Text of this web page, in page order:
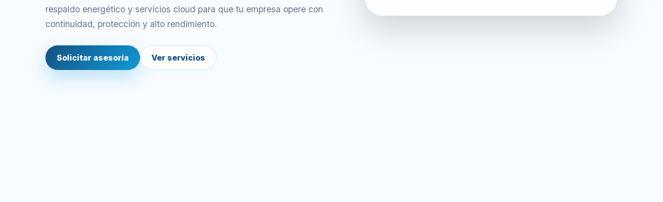
respaldo energético y servicios cloud para que tu empresa opere con
continuidad, protección y alto rendimiento.
Solicitar asesoría Ver servicios